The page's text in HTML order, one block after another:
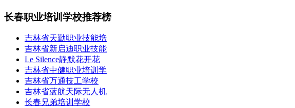
长春职业培训学校推荐榜
吉林省天勤职业技能培
吉林省新启迪职业技能
Le Silence静默花开花
吉林省中健职业培训学
吉林省万通技工学校
吉林省蓝航天际无人机
长春兄弟培训学校